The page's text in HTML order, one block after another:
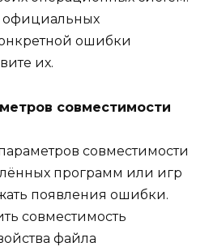
официальных
ошибки
их.
совместимости
совместимости
программ или игр
появления ошибки.
совместимость
файла